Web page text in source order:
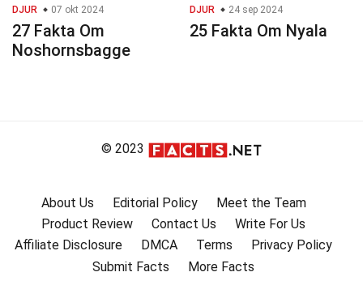
DJUR 07 okt 2024
27 Fakta Om
Noshornsbagge
DJUR 24 sep 2024
25 Fakta Om Nyala
© 2023
About Us Editorial Policy
Meet the Team
Product Review
Contact Us
Write For Us
Affiliate Disclosure
DMCA Terms
Privacy Policy
Submit Facts
More Facts